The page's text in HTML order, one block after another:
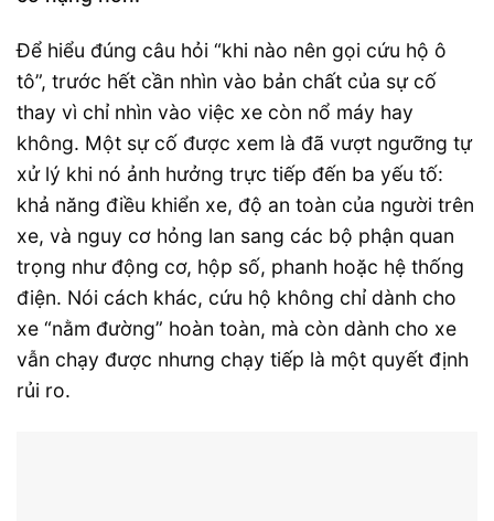
Để hiểu đúng câu hỏi “khi nào nên gọi cứu hộ ô
tô”, trước hết cần nhìn vào bản chất của sự cố
thay vì chỉ nhìn vào việc xe còn nổ máy hay
không. Một sự cố được xem là đã vượt ngưỡng tự
xử lý khi nó ảnh hưởng trực tiếp đến ba yếu tố:
khả năng điều khiển xe, độ an toàn của người trên
xe, và nguy cơ hỏng lan sang các bộ phận quan
trọng như động cơ, hộp số, phanh hoặc hệ thống
điện. Nói cách khác, cứu hộ không chỉ dành cho
xe “nằm đường” hoàn toàn, mà còn dành cho xe
vẫn chạy được nhưng chạy tiếp là một quyết định
rủi ro.